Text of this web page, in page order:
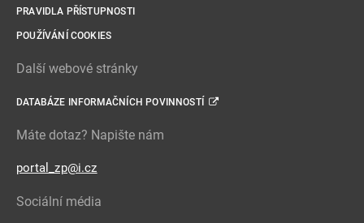
PRAVIDLA PŘÍSTUPNOSTI
POUŽÍVÁNÍ COOKIES
Další webové stránky
DATABÁZE INFORMAČNÍCH POVINNOSTÍ
Máte dotaz? Napište nám
portal_zp@i.cz
Sociální média